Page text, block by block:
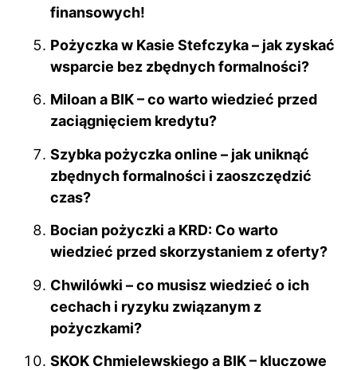
finansowych!
Pożyczka w Kasie Stefczyka – jak zyskać
wsparcie bez zbędnych formalności?
Miloan a BIK – co warto wiedzieć przed
zaciągnięciem kredytu?
Szybka pożyczka online – jak uniknąć
zbędnych formalności i zaoszczędzić
czas?
Bocian pożyczki a KRD: Co warto
wiedzieć przed skorzystaniem z oferty?
Chwilówki – co musisz wiedzieć o ich
cechach i ryzyku związanym z
pożyczkami?
SKOK Chmielewskiego a BIK – kluczowe